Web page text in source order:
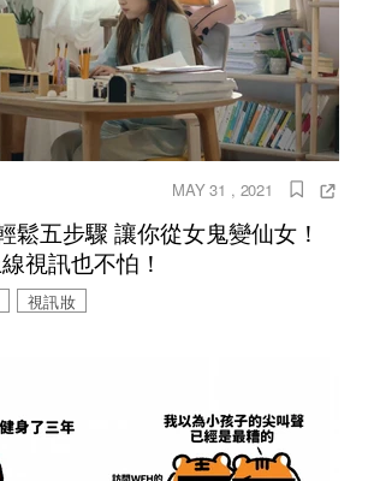
MAY 31 , 2021
鬆五步驟 讓你從女鬼變仙女！
視訊也不怕！
視訊妝